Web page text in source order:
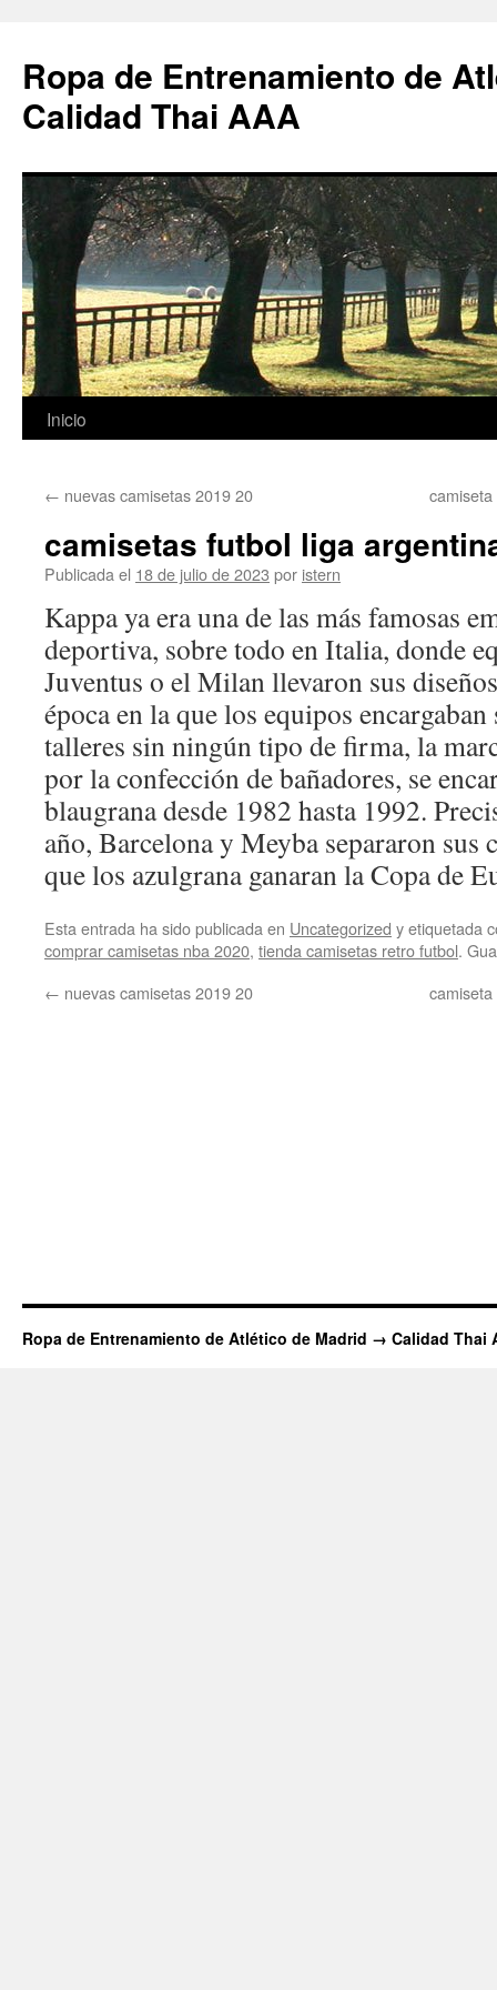
Ropa de Entrenamiento de
Calidad Thai AAA
Saltar
contenido
Inicio
← nuevas camisetas 2019 20
camisetas futbol liga
Publicada el 18 de julio de 2023 por istern
Kappa ya era una de las más famosas
deportiva, sobre todo en Italia, donde
Juventus o el Milan llevaron sus
época en la que los equipos
talleres sin ningún tipo de firma, la
por la confección de bañadores, se
blaugrana desde 1982 hasta 1992.
año, Barcelona y Meyba separaron sus
que los azulgrana ganaran la Copa de
Esta entrada ha sido publicada en Uncategorized y etiquetada
comprar camisetas nba 2020, tienda camisetas retro futbol.
← nuevas camisetas 2019 20
Ropa de Entrenamiento de Atlético de Madrid → Calidad Thai